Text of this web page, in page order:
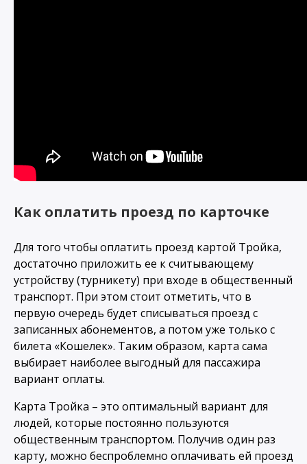
Как оплатить проезд по карточке
Для того чтобы оплатить проезд картой Тройка,
достаточно приложить ее к считывающему
устройству (турникету) при входе в общественный
транспорт. При этом стоит отметить, что в
первую очередь будет списываться проезд с
записанных абонементов, а потом уже только с
билета «Кошелек». Таким образом, карта сама
выбирает наиболее выгодный для пассажира
вариант оплаты.
Карта Тройка – это оптимальный вариант для
людей, которые постоянно пользуются
общественным транспортом. Получив один раз
карту, можно беспроблемно оплачивать ей проезд